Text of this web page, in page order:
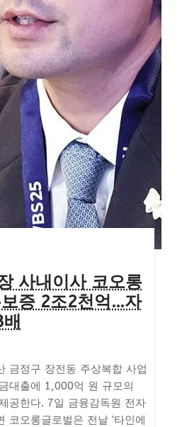
사내이사 코오롱
증 2조2천억…자
금정구 장전동 주상복합 사업
대출에 1,000억 원 규모의
공한다. 7일 금융감독원 전자
코오롱글로벌은 전날 '타인에